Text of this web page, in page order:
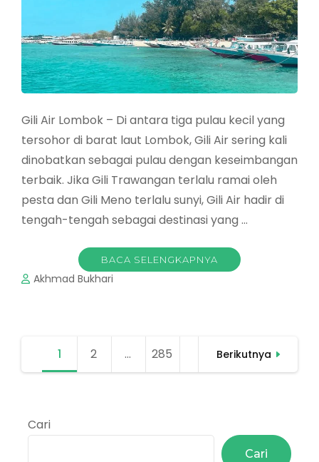
Gili Air Lombok – Di antara tiga pulau kecil yang
tersohor di barat laut Lombok, Gili Air sering kali
dinobatkan sebagai pulau dengan keseimbangan
terbaik. Jika Gili Trawangan terlalu ramai oleh
pesta dan Gili Meno terlalu sunyi, Gili Air hadir di
tengah-tengah sebagai destinasi yang …
BACA SELENGKAPNYA
Akhmad Bukhari
Paginasi
pos
Halaman
1 Halaman
2 … Halaman
285 Berikutnya
Cari
Cari